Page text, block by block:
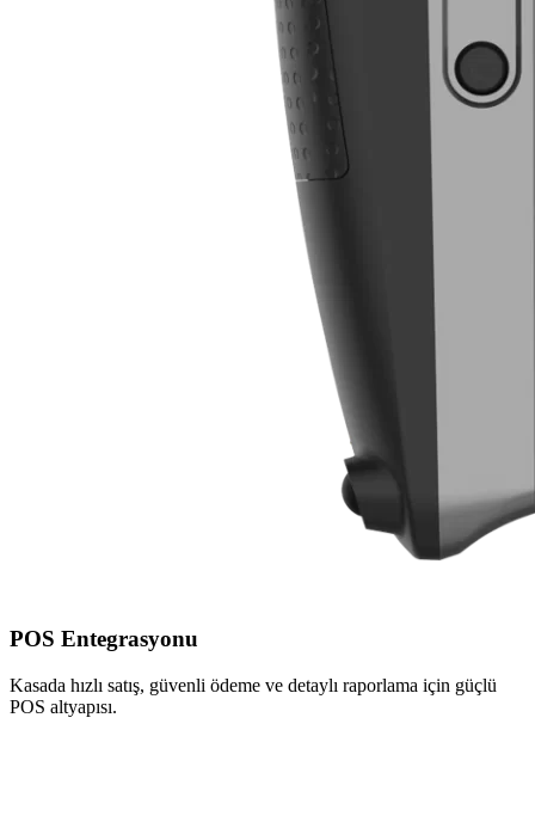
POS Entegrasyonu
Kasada hızlı satış, güvenli ödeme ve detaylı raporlama için güçlü
POS altyapısı.